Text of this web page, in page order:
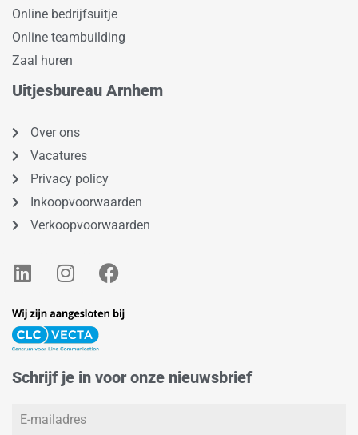
Online bedrijfsuitje
Online teambuilding
Zaal huren
Uitjesbureau Arnhem
Over ons
Vacatures
Privacy policy
Inkoopvoorwaarden
Verkoopvoorwaarden
L
i
k
e
i
I
n
t
a
r
m
F
a
e
o
Schrijf je in voor onze nieuwsbrief